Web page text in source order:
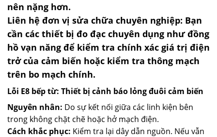
nên nặng hơn.
Liên hệ đơn vị sửa chữa chuyên nghiệp: Bạn
cần các thiết bị đo đạc chuyên dụng như đồng
hồ vạn năng để kiểm tra chính xác giá trị điện
trở của cảm biến hoặc kiểm tra thông mạch
trên bo mạch chính.
Lỗi E8 bếp từ: Thiết bị cảnh báo lỏng đuôi cảm biến
Nguyên nhân: Do sự kết nối giữa các linh kiện bên
trong không chặt chẽ hoặc hở mạch điện.
Cách khắc phục: Kiểm tra lại dây dẫn nguồn. Nếu vẫn